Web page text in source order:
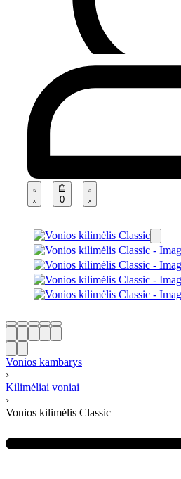
0
Vonios kambarys
›
Kilimėliai voniai
›
Vonios kilimėlis Classic